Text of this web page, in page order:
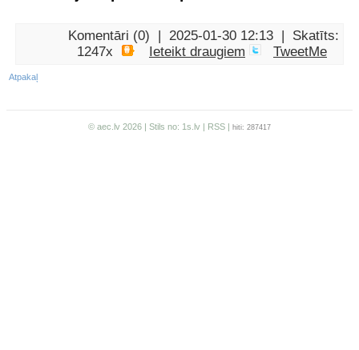
Komentāri (0) | 2025-01-30 12:13 | Skatīts:
1247x
Ieteikt draugiem TweetMe
Atpakaļ
© aec.lv 2026 | Stils no: 1s.lv | RSS | hiti: 287417